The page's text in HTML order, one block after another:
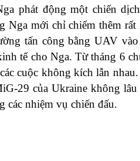
phát động một chiến
mới chỉ chiếm thêm
tấn công bằng UAV
tế cho Nga. Từ tháng 6
cuộc không kích lẫn
29 của Ukraine không
các nhiệm vụ chiến đấu.